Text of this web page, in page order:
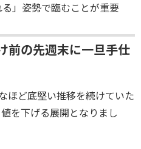
」姿勢で臨むことが重要
前の先週末に一旦手仕
ほど底堅い推移を続けていた
を下げる展開となりまし